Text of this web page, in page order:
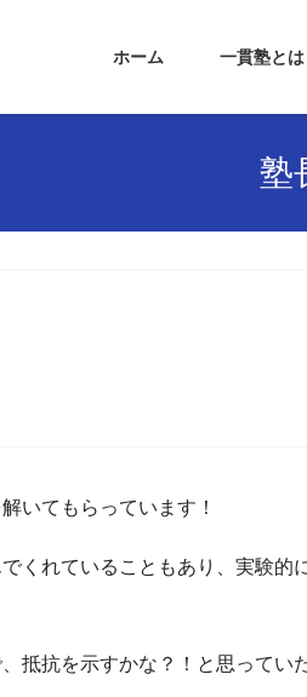
ホーム 一貫塾とは
塾
いてもらっています！
くれていることもあり、実験的
抵抗を示すかな？！と思ってい